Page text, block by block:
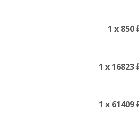
1 x 850
1 x 16823
1 x 61409